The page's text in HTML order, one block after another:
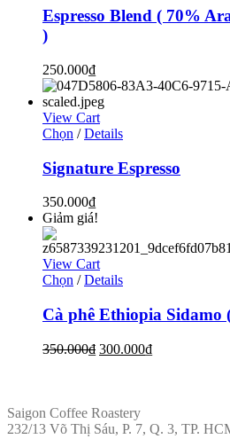
Espresso Blend ( 70%
)
250.000₫
View Cart
Chọn / Details
Signature Espresso
350.000₫
Giảm giá!
View Cart
Chọn / Details
Cà phê Ethiopia Sidamo
350.000₫ 300.000₫
Saigon Coffee Roastery
232/13 Võ Thị Sáu, P. 7, Q. 3, TP.